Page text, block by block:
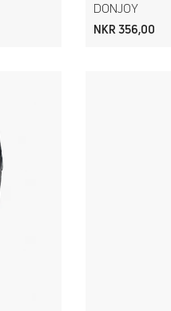
DONJOY
NKR 356,00